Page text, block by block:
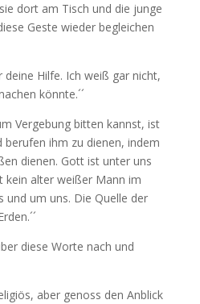
dort am Tisch und die junge
Geste wieder begleichen
deine Hilfe. Ich weiß gar nicht,
könnte.´´
Vergebung bitten kannst, ist
berufen ihm zu dienen, indem
dienen. Gott ist unter uns
kein alter weißer Mann im
und um uns. Die Quelle der
diese Worte nach und
aber genoss den Anblick